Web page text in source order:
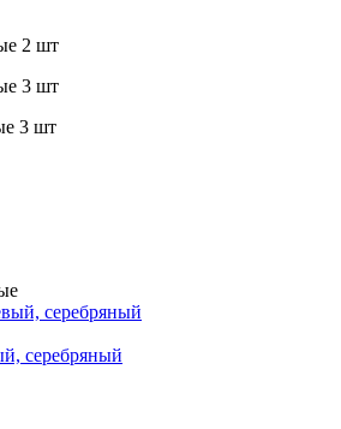
2 шт
3 шт
3 шт
серебряный